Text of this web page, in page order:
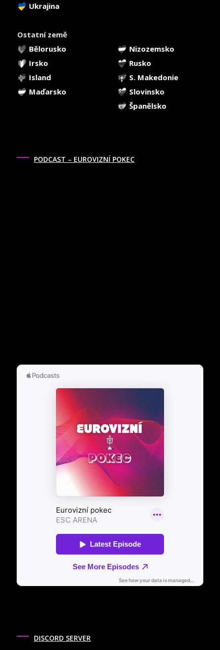
Ukrajina
Ostatní země
Bělorusko
Nizozemsko
Irsko
Rusko
Island
S. Makedonie
Maďarsko
Slovinsko
Španělsko
PODCAST – EUROVIZNÍ POKEC
DISCORD SERVER